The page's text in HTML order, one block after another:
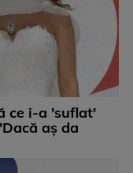
ce i-a 'suflat'
aș da